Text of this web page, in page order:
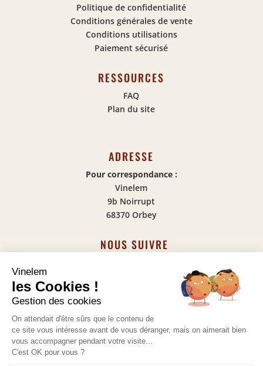
Politique de confidentialité
Conditions générales de vente
Conditions utilisations
Paiement sécurisé
RESSOURCES
FAQ
Plan du site
ADRESSE
Pour correspondance :
Vinelem
9b Noirrupt
68370 Orbey
NOUS SUIVRE